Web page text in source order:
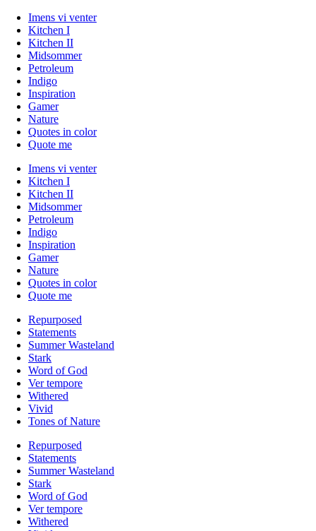
Imens vi venter
Kitchen I
Kitchen II
Midsommer
Petroleum
Indigo
Inspiration
Gamer
Nature
Quotes in color
Quote me
Imens vi venter
Kitchen I
Kitchen II
Midsommer
Petroleum
Indigo
Inspiration
Gamer
Nature
Quotes in color
Quote me
Repurposed
Statements
Summer Wasteland
Stark
Word of God
Ver tempore
Withered
Vivid
Tones of Nature
Repurposed
Statements
Summer Wasteland
Stark
Word of God
Ver tempore
Withered